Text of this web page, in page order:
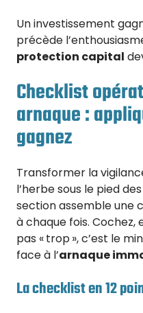
Un investissement
précède
protection capital
Checklist
arnaque :
gagnez
Transformer la
l’herbe sous le pied
section assemble une
à chaque fois. Cochez,
pas « trop », c’est le
face à l’arnaque
La checklist en 12